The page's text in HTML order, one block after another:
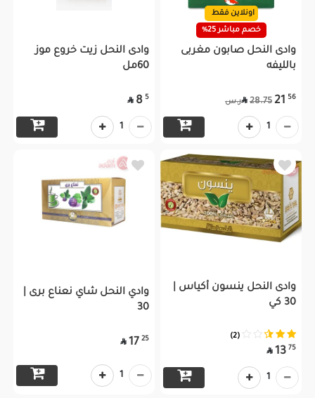
اونلاين فقط
خصم مباشر 25%
وادى النحل صابون مغربى
بالليفه
56
21
 28.75 ر.س
1
وادى النحل زيت خروع موز
60مل
5
8

1
وادى النحل ينسون أكياس |
30 كي
(2)
75
13

1
وادي النحل شاي نعناع برى |
30
25
17

1